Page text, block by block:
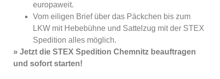
europaweit.
Vom eiligen Brief über das Päckchen bis zum
LKW mit Hebebühne und Sattelzug mit der STEX
Spedition alles möglich.
» Jetzt die STEX Spedition Chemnitz beauftragen
und sofort starten!